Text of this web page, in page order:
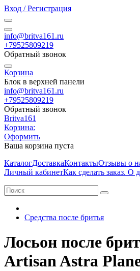
Вход / Регистрация
info@britva161.ru
+79525809219
Обратный звонок
Корзина
Блок в верхней панели
info@britva161.ru
+79525809219
Обратный звонок
Britva161
Корзина:
Оформить
Ваша корзина пуста
КаталогДоставкаКонтактыОтзывы о
Личный кабинетКак сделать заказ. О
Средства после бритья
Лосьон после
Artisan Astra